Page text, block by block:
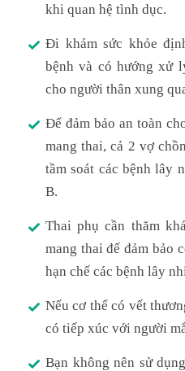
khi quan hệ tình dục.
Đi khám sức khỏe
bệnh và có hướng xử
cho người thân xung
Để đảm bảo an toàn
mang thai, cả 2 vợ
tầm soát các bệnh lây
B.
Thai phụ cần thăm
mang thai để đảm bảo
hạn chế các bệnh lây
Nếu cơ thể có vết
có tiếp xúc với người
Bạn không nên sử